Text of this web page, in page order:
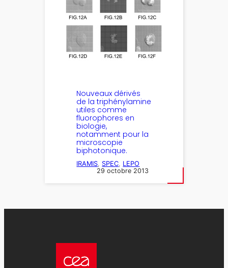
Nouveaux dérivés
de la triphénylamine
utiles comme
fluorophores en
biologie,
notamment pour la
microscopie
biphotonique.
IRAMIS SPEC LEPO
29 octobre 2013